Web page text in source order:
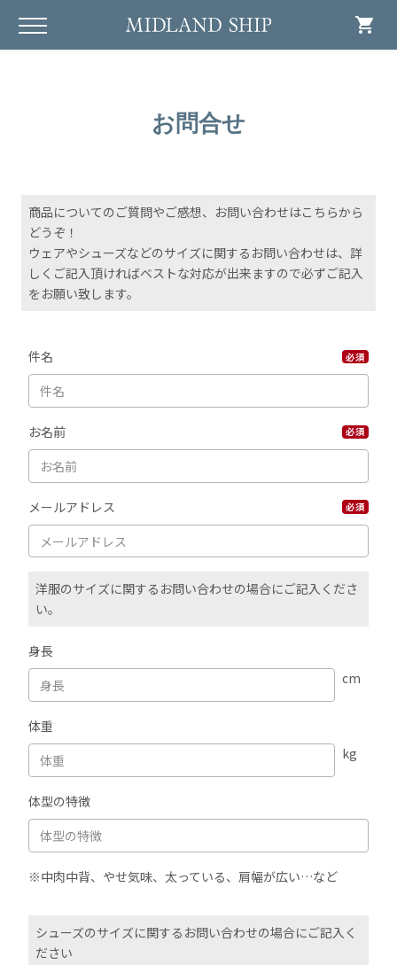
shopping_cart
お問合せ
商品についてのご質問やご感想、お問い合わせはこちらから
どうぞ！
ウェアやシューズなどのサイズに関するお問い合わせは、詳
しくご記入頂ければベストな対応が出来ますので必ずご記入
をお願い致します。
件名 必須
お名前 必須
メールアドレス 必須
洋服のサイズに関するお問い合わせの場合にご記入くださ
い。
身長
cm
体重
kg
体型の特徴
※中肉中背、やせ気味、太っている、肩幅が広い…など
シューズのサイズに関するお問い合わせの場合にご記入く
ださい